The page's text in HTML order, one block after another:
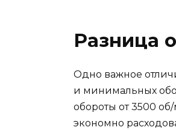
Разница
Одно важное
и минимальных
обороты от 3500
экономно